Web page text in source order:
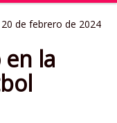
20 de febrero de 2024
la